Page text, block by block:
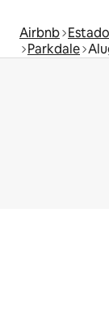
Airbnb
Parkdale